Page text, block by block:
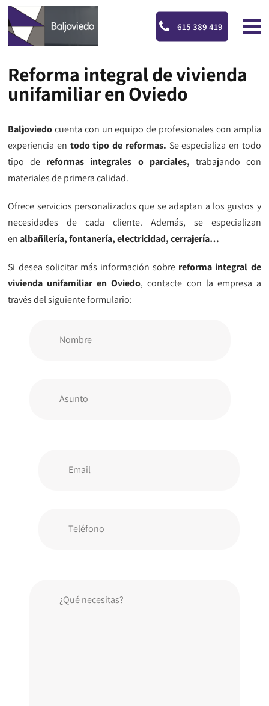
615 389 419
Reforma integral de vivienda
unifamiliar en Oviedo
Baljoviedocuenta con un equipo de profesionales con amplia
experiencia en todo tipo de reformas. Se especializa en todo
tipo de reformas integrales o parciales, trabajando con
materiales de primera calidad.
Ofrece servicios personalizados que se adaptan a los gustos y
necesidades de cada cliente. Además, se especializan
enalbañilería, fontanería, electricidad, cerrajería…
Si desea solicitar más información sobre reforma integral de
vivienda unifamiliar en Oviedo, contacte con la empresa a
través del siguiente formulario: